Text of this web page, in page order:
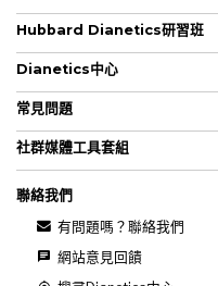
Hubbard Dianetics研習班
Dianetics中心
常見問題
社群媒體工具套組
聯絡我們
有問題嗎？聯絡我們
網站意見回饋